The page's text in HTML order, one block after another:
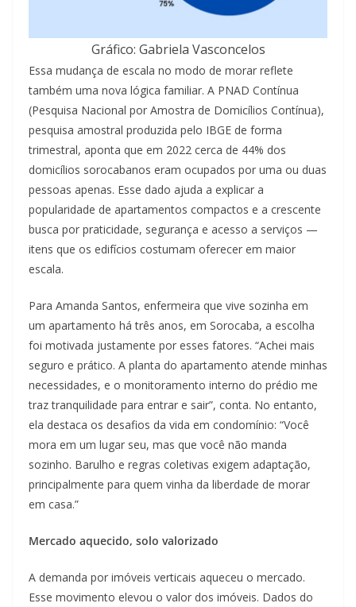
Gráfico: Gabriela Vasconcelos
Essa mudança de escala no modo de morar reflete
também uma nova lógica familiar. A PNAD Contínua
(Pesquisa Nacional por Amostra de Domicílios Contínua),
pesquisa amostral produzida pelo IBGE de forma
trimestral, aponta que em 2022 cerca de 44% dos
domicílios sorocabanos eram ocupados por uma ou duas
pessoas apenas. Esse dado ajuda a explicar a
popularidade de apartamentos compactos e a crescente
busca por praticidade, segurança e acesso a serviços —
itens que os edifícios costumam oferecer em maior
escala.
Para Amanda Santos, enfermeira que vive sozinha em
um apartamento há três anos, em Sorocaba, a escolha
foi motivada justamente por esses fatores. “Achei mais
seguro e prático. A planta do apartamento atende minhas
necessidades, e o monitoramento interno do prédio me
traz tranquilidade para entrar e sair”, conta. No entanto,
ela destaca os desafios da vida em condomínio: “Você
mora em um lugar seu, mas que você não manda
sozinho. Barulho e regras coletivas exigem adaptação,
principalmente para quem vinha da liberdade de morar
em casa.”
Mercado aquecido, solo valorizado
A demanda por imóveis verticais aqueceu o mercado.
Esse movimento elevou o valor dos imóveis. Dados do